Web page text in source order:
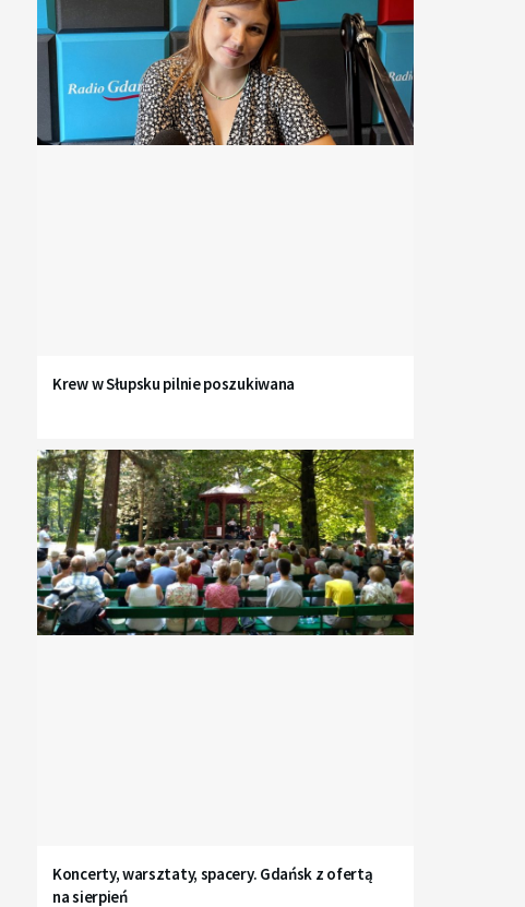
Krew w Słupsku pilnie poszukiwana
Koncerty, warsztaty, spacery. Gdańsk z ofertą
na sierpień